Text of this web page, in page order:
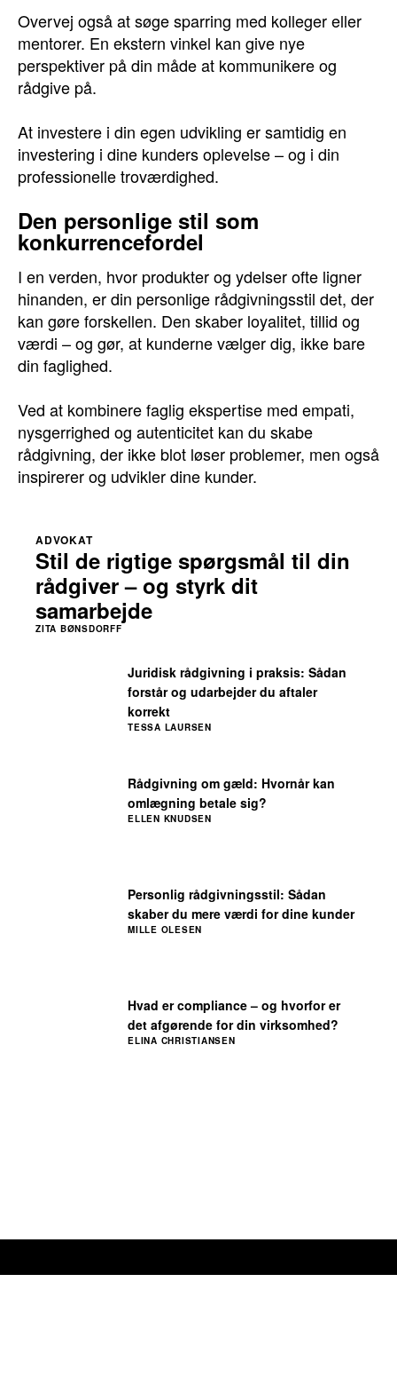
Overvej også at søge sparring med kolleger eller
mentorer. En ekstern vinkel kan give nye
perspektiver på din måde at kommunikere og
rådgive på.
At investere i din egen udvikling er samtidig en
investering i dine kunders oplevelse – og i din
professionelle troværdighed.
Den personlige stil som
konkurrencefordel
I en verden, hvor produkter og ydelser ofte ligner
hinanden, er din personlige rådgivningsstil det, der
kan gøre forskellen. Den skaber loyalitet, tillid og
værdi – og gør, at kunderne vælger dig, ikke bare
din faglighed.
Ved at kombinere faglig ekspertise med empati,
nysgerrighed og autenticitet kan du skabe
rådgivning, der ikke blot løser problemer, men også
inspirerer og udvikler dine kunder.
Hvad er compliance – og hvorfor er
det afgørende for din virksomhed?
ELINA CHRISTIANSEN
Personlig rådgivningsstil: Sådan
skaber du mere værdi for dine kunder
MILLE OLESEN
Rådgivning om gæld: Hvornår kan
omlægning betale sig?
ELLEN KNUDSEN
Juridisk rådgivning i praksis: Sådan
forstår og udarbejder du aftaler
korrekt
TESSA LAURSEN
Stil de rigtige spørgsmål til din
rådgiver – og styrk dit
samarbejde
ADVOKAT
ZITA BØNSDORFF